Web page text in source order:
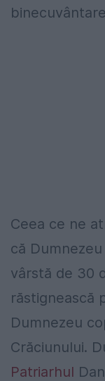
Ceea ce ne
că
vârstă de 30
răstignească
Dumnezeu
Crăciunului.
Patriarhul